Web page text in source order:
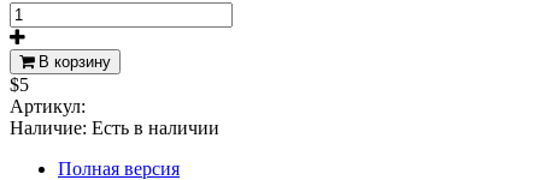
В корзину
$5
Артикул:
Наличие: Есть в наличии
Полная версия